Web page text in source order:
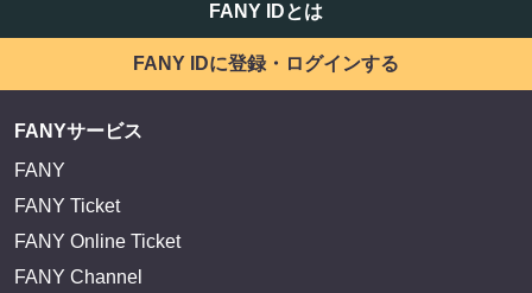
FANY IDとは
FANY IDに登録・ログインする
FANYサービス
FANY
FANY Ticket
FANY Online Ticket
FANY Channel